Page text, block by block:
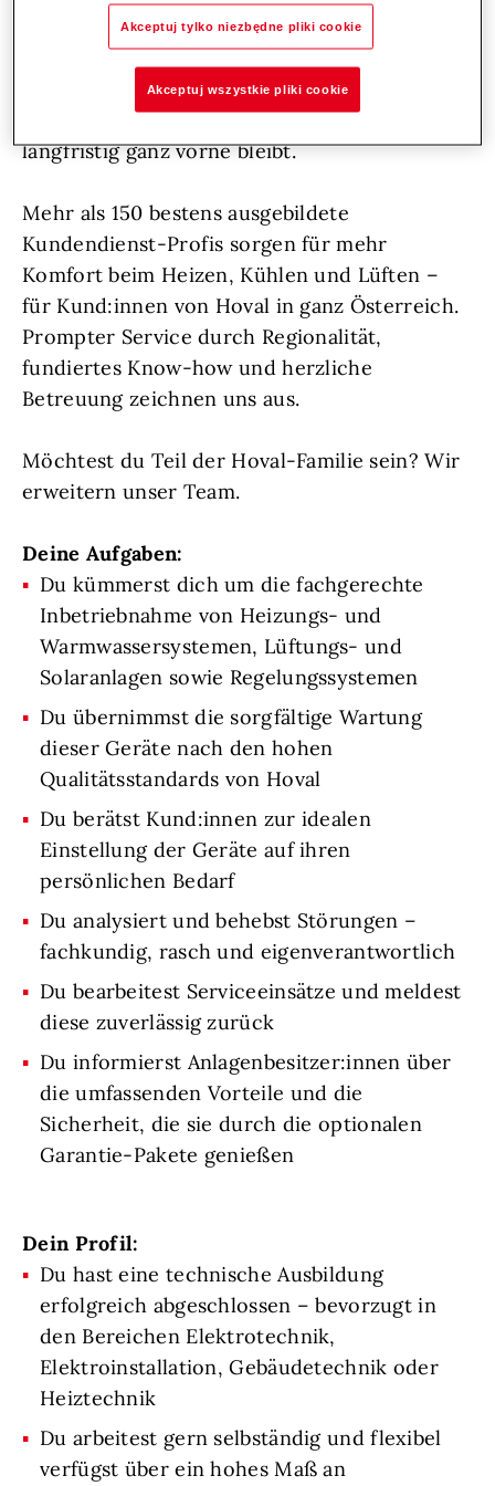
Persönlichkeiten, die sich voller Herzblut um
ihre Aufgaben kümmern, frische Impulse
setzen und durch ihren vorausschauenden
Einsatz dafür sorgen, dass Hoval auch
langfristig ganz vorne bleibt.
Mehr als 150 bestens ausgebildete
Kundendienst-Profis sorgen für mehr
Komfort beim Heizen, Kühlen und Lüften –
für Kund:innen von Hoval in ganz Österreich.
Prompter Service durch Regionalität,
fundiertes Know-how und herzliche
Betreuung zeichnen uns aus.
Möchtest du Teil der Hoval-Familie sein? Wir
erweitern unser Team.
Deine Aufgaben:
Du kümmerst dich um die fachgerechte
Inbetriebnahme von Heizungs- und
Warmwassersystemen, Lüftungs- und
Solaranlagen sowie Regelungssystemen
Du übernimmst die sorgfältige Wartung
dieser Geräte nach den hohen
Qualitätsstandards von Hoval
Du berätst Kund:innen zur idealen
Einstellung der Geräte auf ihren
persönlichen Bedarf
Du analysiert und behebst Störungen –
fachkundig, rasch und eigenverantwortlich
Du bearbeitest Serviceeinsätze und meldest
diese zuverlässig zurück
Du informierst Anlagenbesitzer:innen über
die umfassenden Vorteile und die
Sicherheit, die sie durch die optionalen
Garantie-Pakete genießen
Dein Profil:
Du hast eine technische Ausbildung
erfolgreich abgeschlossen – bevorzugt in
den Bereichen Elektrotechnik,
Elektroinstallation, Gebäudetechnik oder
Heiztechnik
Du arbeitest gern selbständig und flexibel
verfügst über ein hohes Maß an
Akceptuj tylko niezbędne pliki cookie
Akceptuj wszystkie pliki cookie